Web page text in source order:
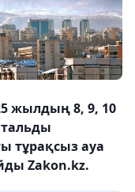
жылдың 8, 9, 10
тұрақсыз ауа
Zakon.kz.